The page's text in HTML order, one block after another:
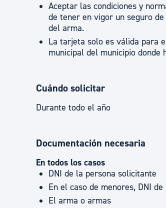
Aceptar las condiciones y
de tener en vigor un seguro
del arma.
La tarjeta solo es válida para
municipal del municipio donde
Cuándo solicitar
Durante todo el año
Documentación necesaria
En todos los casos
DNI de la persona solicitante
En el caso de menores, DNI
El arma o armas